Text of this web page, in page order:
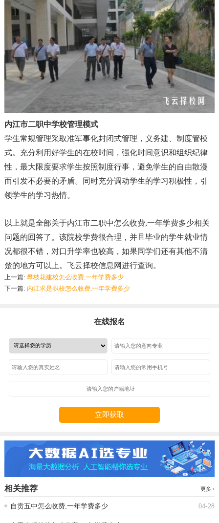
内江市二职中学校管理模式
学生常规管理采取准军事化封闭式管理，义务建、制度管模
式。充分利用好学生的在校时间，强化时间意识和组织纪律
性，最大限度要求学生按照制度行事，避免学生的自由散漫
而引发不必要的矛盾。同时充分调动学生的学习积极性，引
领学生的学习热情。
以上就是全部关于内江市二职中怎么收费,一年学费多少相关
问题的回答了。该院校学费很合理，并且毕业的学生就业情
况都很不错，对口升学率也较高，如果同学们还有其他不清
楚的地方可以上。飞云择校信息网进行查询。
上一篇: 攀枝花建校怎么收费,一年学费多少
下一篇: 内江求是职校怎么收费,一年学费多少
在线报名
立即获取
相关推荐 更多
自贡五中怎么收费,一年学费多少 04-28